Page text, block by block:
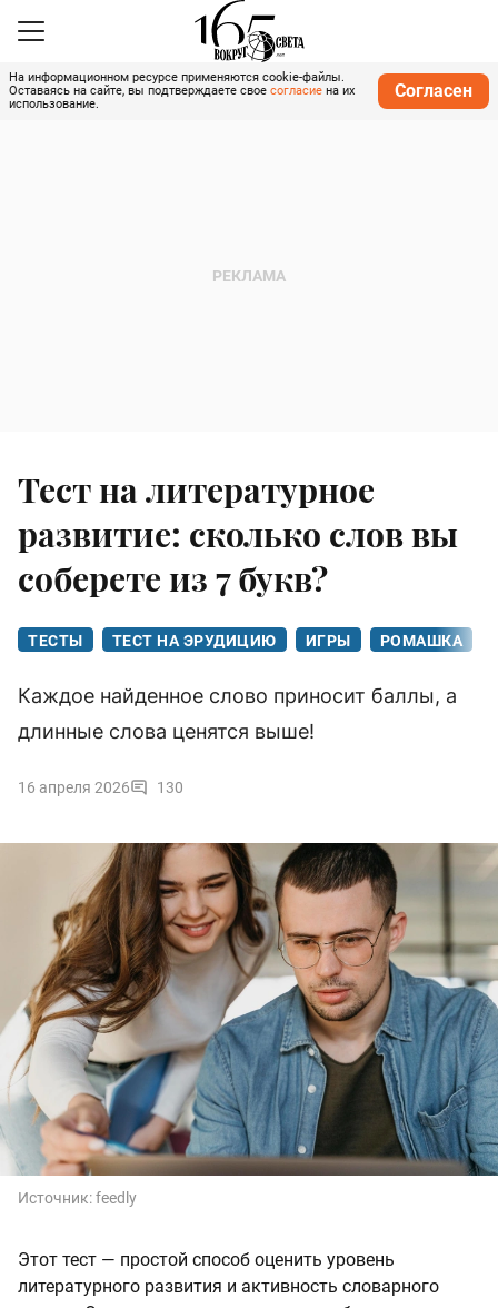
На информационном ресурсе применяются cookie-файлы.
Оставаясь на сайте, вы подтверждаете свое согласие на их
использование.
Согласен
Тест на литературное
развитие: сколько слов вы
соберете из 7 букв?
ТЕСТЫ ТЕСТ НА ЭРУДИЦИЮ ИГРЫ РОМАШКА
Каждое найденное слово приносит баллы, а
длинные слова ценятся выше!
16 апреля 2026 130
Источник:feedly
Этот тест — простой способ оценить уровень
литературного развития и активность словарного